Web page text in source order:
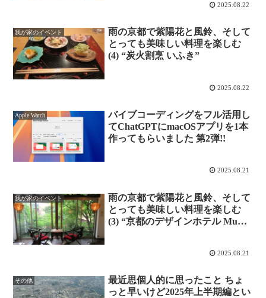
2025.08.22
我が家のイベント
雨の京都で紫陽花と風鈴、そして
とっても美味しい料理を楽しむ
(4) “炭火割烹 いふき”
2025.08.22
Apple Watch
バイブコーディングをフル活用し
てChatGPTにmacOSアプリを1本
作ってもらいました 第2弾!!
2025.08.21
我が家のイベント
雨の京都で紫陽花と風鈴、そして
とっても美味しい料理を楽しむ
(3) “京都のデザインホテル Mume
2025.08.21
その他
最近思個人的に思ったこと ちょ
っと早いけど2025年上半期編とい